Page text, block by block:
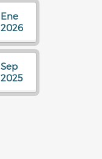
Ene
2026
Sep
2025